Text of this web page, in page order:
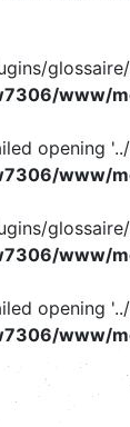
www/
opening
www/
www/
opening
www/